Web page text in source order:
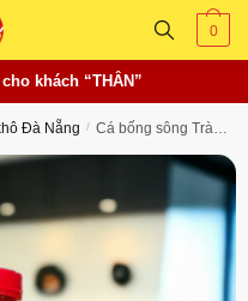
0
khách “THÂN”
Đà Nẵng / Cá bống sông Trà Quảng Ngãi (đặc biệt)